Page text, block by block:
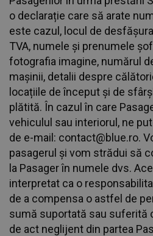
o declarație care să arate
este cazul, locul de
TVA, numele și prenumele
fotografia imagine, numărul
mașinii, detalii despre
locațiile de început și de
plătită. În cazul în care
vehiculul sau interiorul, ne
de e-mail: contact@blue.ro.
pasagerul și vom strădui să
la Pasager în numele dvs.
interpretat ca o
de a compensa o astfel de
sumă suportată sau suferită
de act neglijent din partea